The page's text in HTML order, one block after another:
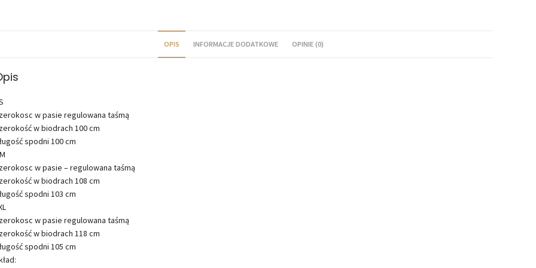
OPIS INFORMACJE DODATKOWE OPINIE (0)
w pasie regulowana taśmą
w biodrach 100 cm
spodni 100 cm
w pasie – regulowana taśmą
w biodrach 108 cm
spodni 103 cm
w pasie regulowana taśmą
w biodrach 118 cm
spodni 105 cm